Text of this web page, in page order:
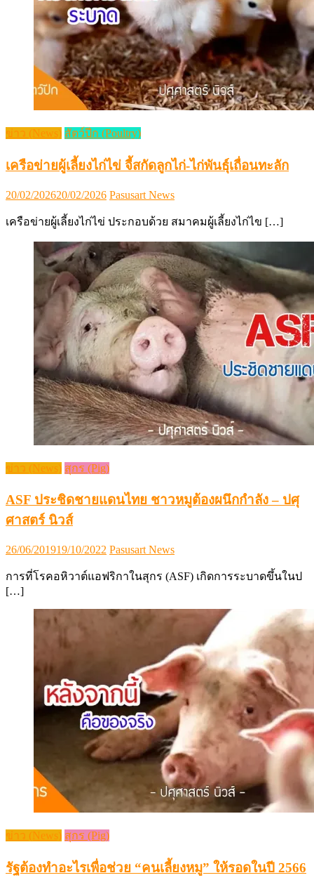
ข่าว (News) สัตว์ปีก (Poultry)
เครือข่ายผู้เลี้ยงไก่ไข่ จี้สกัดลูกไก่-ไก่พันธุ์เถื่อนทะลัก
Posted
20/02/202620/02/2026 Author
Pasusart News
เครือข่ายผู้เลี้ยงไก่ไข่ ประกอบด้วย สมาคมผู้เลี้ยงไก่ไข […]
ข่าว (News) สุกร (Pig)
ASF ประชิดชายแดนไทย ชาวหมูต้องผนึกกำลัง – ปศุ
ศาสตร์ นิวส์
Posted
26/06/201919/10/2022 Author
Pasusart News
การที่โรคอหิวาต์แอฟริกาในสุกร (ASF) เกิดการระบาดขึ้นในป
[…]
ข่าว (News) สุกร (Pig)
รัฐต้องทำอะไรเพื่อช่วย “คนเลี้ยงหมู” ให้รอดในปี 2566